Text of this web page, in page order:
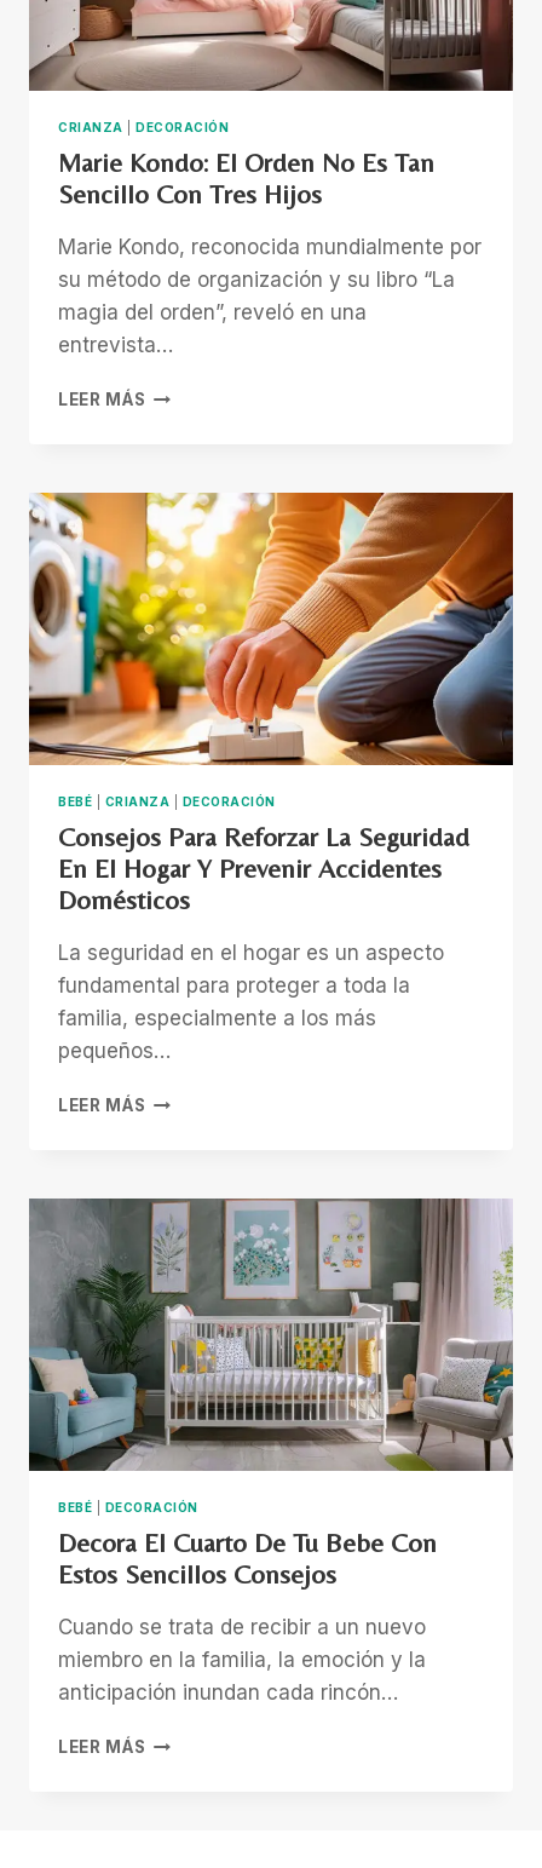
CRIANZA DECORACIÓN
Marie Kondo: El Orden No Es Tan
Sencillo Con Tres Hijos
Marie Kondo, reconocida mundialmente por
su método de organización y su libro “La
magia del orden”, reveló en una
entrevista…
LEER MÁS MARIE
NO
ES
TAN
SENCILLO
CON
TRES
HIJOS
BEBÉ CRIANZA DECORACIÓN
Consejos Para Reforzar La Seguridad
En El Hogar Y Prevenir Accidentes
Domésticos
La seguridad en el hogar es un aspecto
fundamental para proteger a toda la
familia, especialmente a los más
pequeños…
LEER MÁS CONSEJOS
SEGURIDAD
EN
EL
HOGAR
Y
PREVENIR
ACCIDENTES
DOMÉSTICOS
BEBÉ DECORACIÓN
Decora El Cuarto De Tu Bebe Con
Estos Sencillos Consejos
Cuando se trata de recibir a un nuevo
miembro en la familia, la emoción y la
anticipación inundan cada rincón…
LEER MÁS DECORA